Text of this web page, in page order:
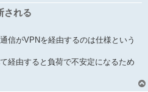
される
信がVPNを経由するのは仕様という
経由すると負荷で不安定になるため